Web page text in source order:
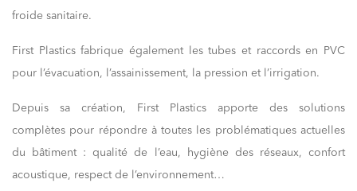
froide sanitaire.
First Plastics fabrique également les tubes et raccords en PVC
pour l’évacuation, l’assainissement, la pression et l’irrigation.
Depuis sa création, First Plastics apporte des solutions
complètes pour répondre à toutes les problématiques actuelles
du bâtiment : qualité de l’eau, hygiène des réseaux, confort
acoustique, respect de l’environnement…